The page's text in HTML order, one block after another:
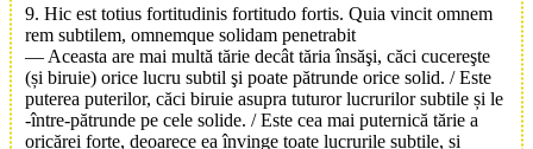
9. Hic est totius fortitudinis fortitudo fortis. Quia vincit omnem
rem subtilem, omnemque solidam penetrabit
— Aceasta are mai multă tărie decât tăria însăşi, căci cucereşte
(și biruie) orice lucru subtil şi poate pătrunde orice solid. / Este
puterea puterilor, căci biruie asupra tuturor lucrurilor subtile și le
-între-pătrunde pe cele solide. / Este cea mai puternică tărie a
oricărei forțe, deoarece ea învinge toate lucrurile subtile, și